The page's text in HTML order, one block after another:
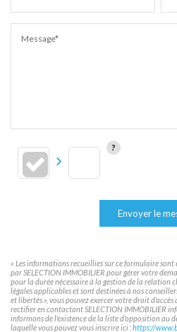
Message*
Envoyer le
« Les informations recueillies sur ce formulaire
par SELECTION IMMOBILIER pour gérer votre
pour la durée nécessaire à la gestion de la relation
légales applicables et sont destinées à nos
et libertés », vous pouvez exercer votre droit
rectifier en contactant SELECTION IMMOBILIER
informons de l'existence de la liste d'opposition au
laquelle vous pouvez vous inscrire ici :https://